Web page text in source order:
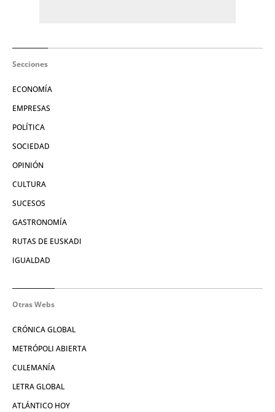
Secciones
ECONOMÍA
EMPRESAS
POLÍTICA
SOCIEDAD
OPINIÓN
CULTURA
SUCESOS
GASTRONOMÍA
RUTAS DE EUSKADI
IGUALDAD
Otras Webs
CRÓNICA GLOBAL
METRÓPOLI ABIERTA
CULEMANÍA
LETRA GLOBAL
ATLÁNTICO HOY